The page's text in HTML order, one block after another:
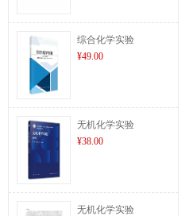
综合化学实验
¥49.00
无机化学实验
¥38.00
无机化学实验